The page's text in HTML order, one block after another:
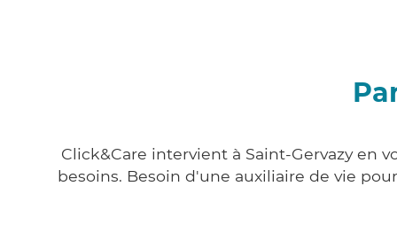
Click&Care intervient à Saint-Gervazy en
besoins. Besoin d'une auxiliaire de vie